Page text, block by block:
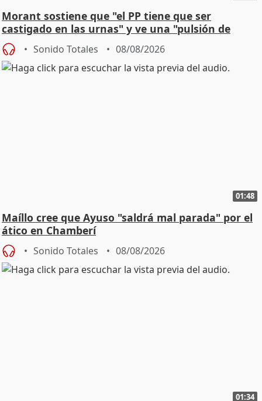
Morant sostiene que "el PP tiene que ser
castigado en las urnas" y ve una "pulsión de
cambio"
Sonido Totales 08/08/2026
01:48
Maíllo cree que Ayuso "saldrá mal parada" por el
ático en Chamberí
Sonido Totales 08/08/2026
01:34